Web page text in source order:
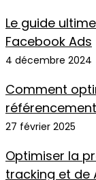
Le guide
Facebook Ads
4 décembre 2024
Comment
27 février 2025
Optimiser la
tracking et de